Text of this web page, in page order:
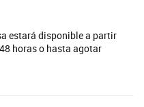
estará disponible a partir
horas o hasta agotar